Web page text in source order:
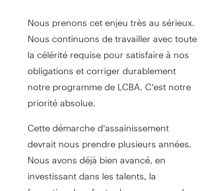
Nous prenons cet enjeu très au sérieux.
Nous continuons de travailler avec toute
la célérité requise pour satisfaire à nos
obligations et corriger durablement
notre programme de LCBA. C’est notre
priorité absolue.
Cette démarche d’assainissement
devrait nous prendre plusieurs années.
Nous avons déjà bien avancé, en
investissant dans les talents, la